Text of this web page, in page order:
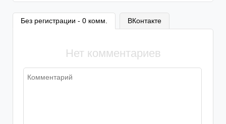
Без регистрации - 0 комм. ВКонтакте
Нет комментариев